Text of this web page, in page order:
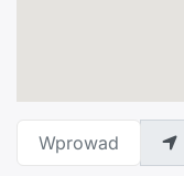
Wprowadź adres